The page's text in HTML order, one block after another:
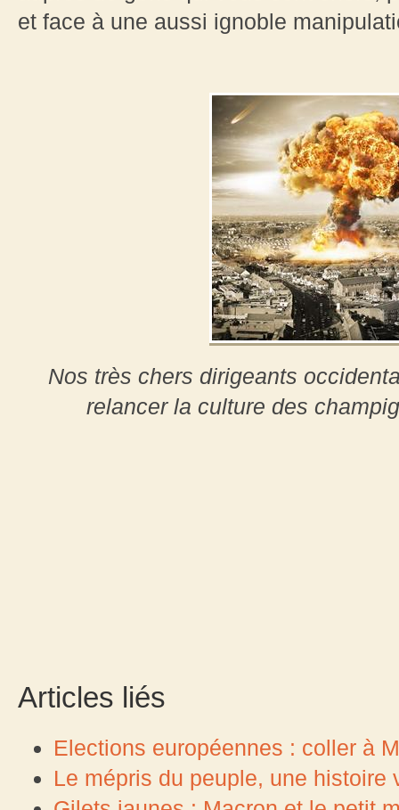
et face à une aussi ignoble
Nos très chers dirigeants
relancer la culture des
Articles liés
Elections européennes : coller à
Le mépris du peuple, une